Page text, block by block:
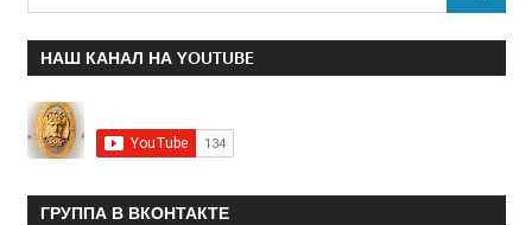
НАШ КАНАЛ НА YOUTUBE
ГРУППА В ВКОНТАКТЕ